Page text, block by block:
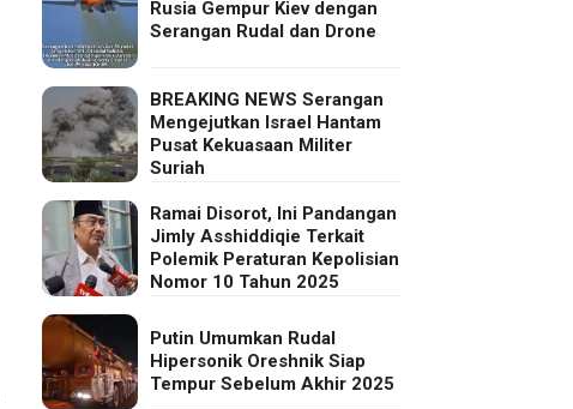
Rusia Gempur Kiev dengan
Serangan Rudal dan Drone
BREAKING NEWS Serangan
Mengejutkan Israel Hantam
Pusat Kekuasaan Militer
Suriah
Ramai Disorot, Ini Pandangan
Jimly Asshiddiqie Terkait
Polemik Peraturan Kepolisian
Nomor 10 Tahun 2025
Putin Umumkan Rudal
Hipersonik Oreshnik Siap
Tempur Sebelum Akhir 2025